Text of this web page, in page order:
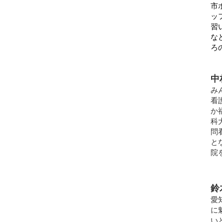
市
ッ
習
な
ろ
み
看
か
科
問
と
院
鈴
愛
に
い